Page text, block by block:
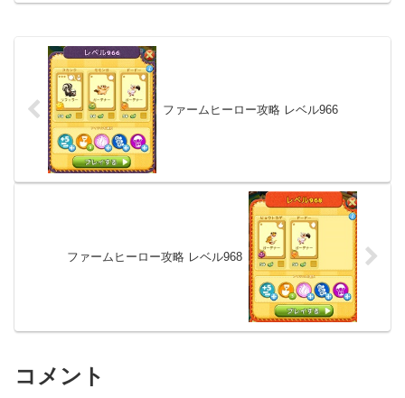
ファームヒーロー攻略 レベル966
ファームヒーロー攻略 レベル968
コメント